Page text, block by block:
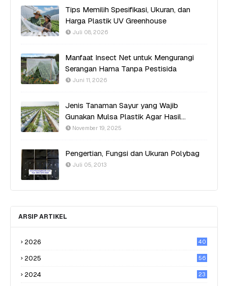
Tips Memilih Spesifikasi, Ukuran, dan
Harga Plastik UV Greenhouse
Juli 08, 2026
Manfaat Insect Net untuk Mengurangi
Serangan Hama Tanpa Pestisida
Juni 11, 2026
Jenis Tanaman Sayur yang Wajib
Gunakan Mulsa Plastik Agar Hasil
Optimal
November 19, 2025
Pengertian, Fungsi dan Ukuran Polybag
Juli 05, 2013
ARSIP ARTIKEL
2026 40
2025 56
2024 23